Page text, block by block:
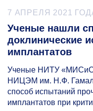
7 АПРЕЛЯ 2021
Ученые нашли
доклинические
имплантатов
Ученые НИТУ
НИЦЭМ им. Н.Ф.
способ испытаний
имплантатов при